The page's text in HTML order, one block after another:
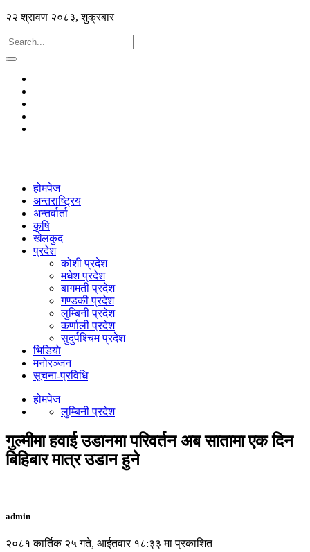
२२ श्रावण २०८३, शुक्रबार
होमपेज
अन्तराष्ट्रिय
अन्तर्वार्ता
कृषि
खेलकुद
प्रदेश
कोशी प्रदेश
मधेश प्रदेश
बागमती प्रदेश
गण्डकी प्रदेश
लुम्बिनी प्रदेश
कर्णाली प्रदेश
सुदुर्पश्चिम प्रदेश
भिडियाे
मनोरञ्जन
सूचना-प्रविधि
होमपेज
लुम्बिनी प्रदेश
गुल्मीमा हवाई उडानमा परिवर्तन अब सातामा एक दिन
बिहिबार मात्र उडान हुने
admin
२०८१ कार्तिक २५ गते, आईतवार १८:३३ मा प्रकाशित